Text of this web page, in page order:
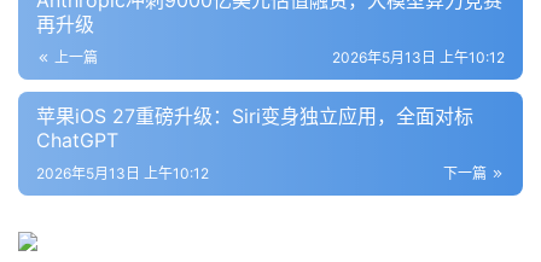
框
报
告
再升级
上一篇 2026年5月13日 上午10:12
苹果iOS 27重磅升级：Siri变身独立应用，全面对标
ChatGPT
下一篇
2026年5月13日 上午10:12